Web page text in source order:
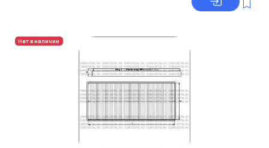
Нет в наличии